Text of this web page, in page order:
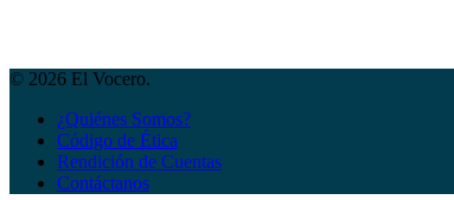
© 2026 El Vocero.
¿Quiénes Somos?
Código de Ética
Rendición de Cuentas
Contáctanos